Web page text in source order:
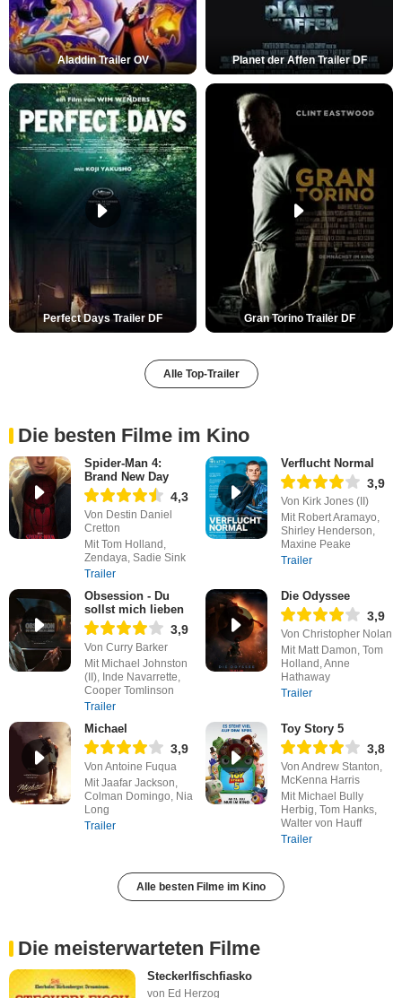
Aladdin Trailer OV Planet der Affen Trailer DF
Perfect Days Trailer DF Gran Torino Trailer DF
Alle Top-Trailer
Die besten Filme im Kino
Spider-Man 4:
Brand New Day
4,3
Von Destin Daniel
Cretton
Mit Tom Holland,
Zendaya, Sadie Sink
Trailer
Verflucht Normal
3,9
Von Kirk Jones (II)
Mit Robert Aramayo,
Shirley Henderson,
Maxine Peake
Trailer
Obsession - Du
sollst mich lieben
3,9
Von Curry Barker
Mit Michael Johnston
(II), Inde Navarrette,
Cooper Tomlinson
Trailer
Die Odyssee
3,9
Von Christopher Nolan
Mit Matt Damon, Tom
Holland, Anne
Hathaway
Trailer
Michael
3,9
Von Antoine Fuqua
Mit Jaafar Jackson,
Colman Domingo, Nia
Long
Trailer
Toy Story 5
3,8
Von Andrew Stanton,
McKenna Harris
Mit Michael Bully
Herbig, Tom Hanks,
Walter von Hauff
Trailer
Alle besten Filme im Kino
Die meisterwarteten Filme
Steckerlfischfiasko
von Ed Herzog